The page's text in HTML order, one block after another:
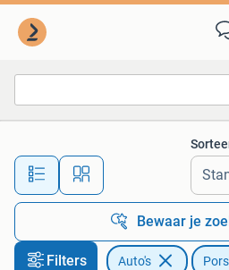
Alle afstanden…
Bewaar je
Filters Auto's